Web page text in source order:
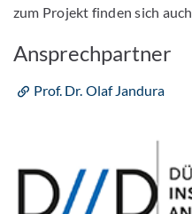
zum Projekt finden sich auch
Ansprechpartner
Prof. Dr. Olaf Jandura